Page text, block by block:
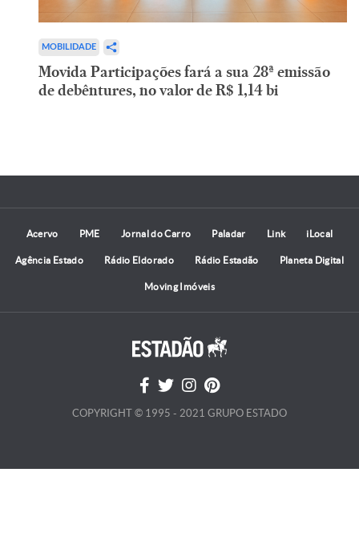
MOBILIDADE
Movida Participações fará a sua 28ª emissão
de debêntures, no valor de R$ 1,14 bi
Acervo PME Jornal do Carro Paladar Link iLocal
Agência Estado Rádio Eldorado Rádio Estadão Planeta Digital
Moving Imóveis
COPYRIGHT © 1995 - 2021 GRUPO ESTADO